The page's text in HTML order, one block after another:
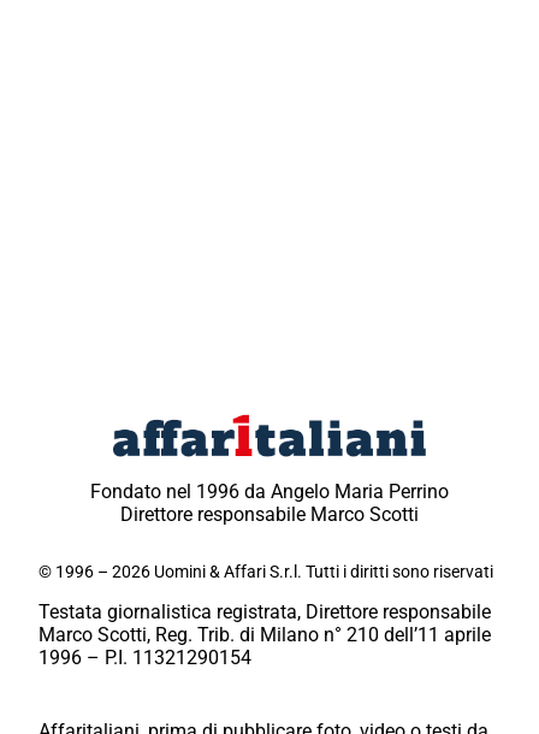
Fondato nel 1996 da Angelo Maria Perrino
Direttore responsabile Marco Scotti
© 1996 – 2026 Uomini & Affari S.r.l. Tutti i diritti sono riservati
Testata giornalistica registrata, Direttore responsabile
Marco Scotti, Reg. Trib. di Milano n° 210 dell’11 aprile
1996 – P.I. 11321290154